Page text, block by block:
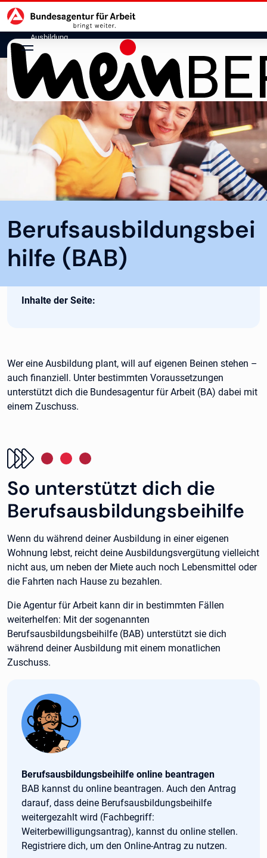
zu den Hauptinhalten springen
Hauptnavigation
Ausbildung
Berufsausbildungsbei
hilfe (BAB)
Inhalte der Seite:
Wer eine Ausbildung plant, will auf eigenen Beinen stehen –
auch finanziell. Unter bestimmten Voraussetzungen
unterstützt dich die Bundesagentur für Arbeit (BA) dabei mit
einem Zuschuss.
So unterstützt dich die
Berufsausbildungsbeihilfe
Wenn du während deiner Ausbildung in einer eigenen
Wohnung lebst, reicht deine Ausbildungsvergütung vielleicht
nicht aus, um neben der Miete auch noch Lebensmittel oder
die Fahrten nach Hause zu bezahlen.
Die Agentur für Arbeit kann dir in bestimmten Fällen
weiterhelfen: Mit der sogenannten
Berufsausbildungsbeihilfe (BAB) unterstützt sie dich
während deiner Ausbildung mit einem monatlichen
Zuschuss.
Tipp:
Berufsausbildungsbeihilfe online beantragen
BAB kannst du online beantragen. Auch den Antrag
darauf, dass deine Berufsausbildungsbeihilfe
weitergezahlt wird (Fachbegriff:
Weiterbewilligungsantrag), kannst du online stellen.
Registriere dich, um den Online-Antrag zu nutzen.